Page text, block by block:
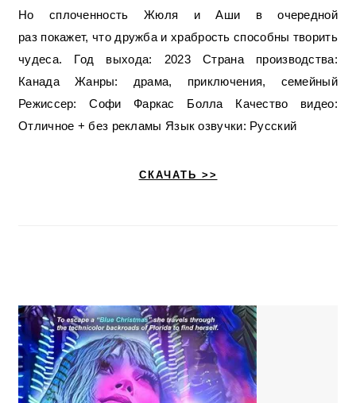
Но сплоченность Жюля и Аши в очередной
раз покажет, что дружба и храбрость способны творить
чудеса. Год выхода: 2023 Страна производства:
Канада Жанры: драма, приключения, семейный
Режиссер: Софи Фаркас Болла Качество видео:
Отличное + без рекламы Язык озвучки: Русский
СКАЧАТЬ >>